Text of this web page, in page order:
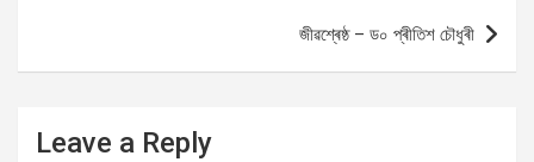
জীৱশ্ৰেষ্ঠ – ড০ প্ৰীতিশ চৌধুৰী
Leave a Reply